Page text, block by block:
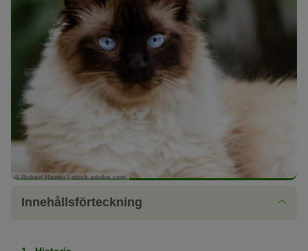
© Robert Hainer / stock.adobe.com
Innehållsförteckning